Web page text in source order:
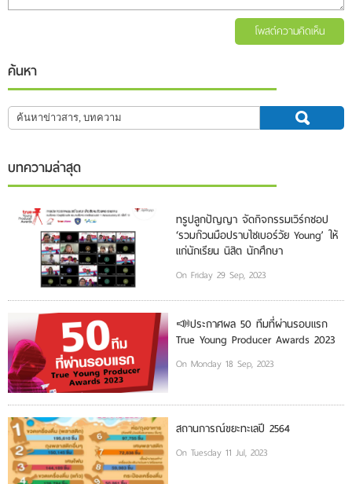
โพสต์ความคิดเห็น
ค้นหา
บทความล่าสุด
ทรูปลูกปัญญา จัดกิจกรรมเวิร์กชอป
‘รวมก๊วนมือปราบไซเบอร์วัย Young’ ให้
แก่นักเรียน นิสิต นักศึกษา
On Friday 29 Sep, 2023
📣ประกาศผล 50 ทีมที่ผ่านรอบแรก
True Young Producer Awards 2023
On Monday 18 Sep, 2023
สถานการณ์ขยะทะเลปี 2564
On Tuesday 11 Jul, 2023